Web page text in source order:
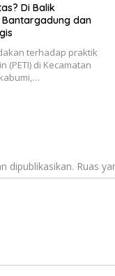
Di Balik
Bantargadung dan
terhadap praktik
(PETI) di Kecamatan
dipublikasikan. Ruas